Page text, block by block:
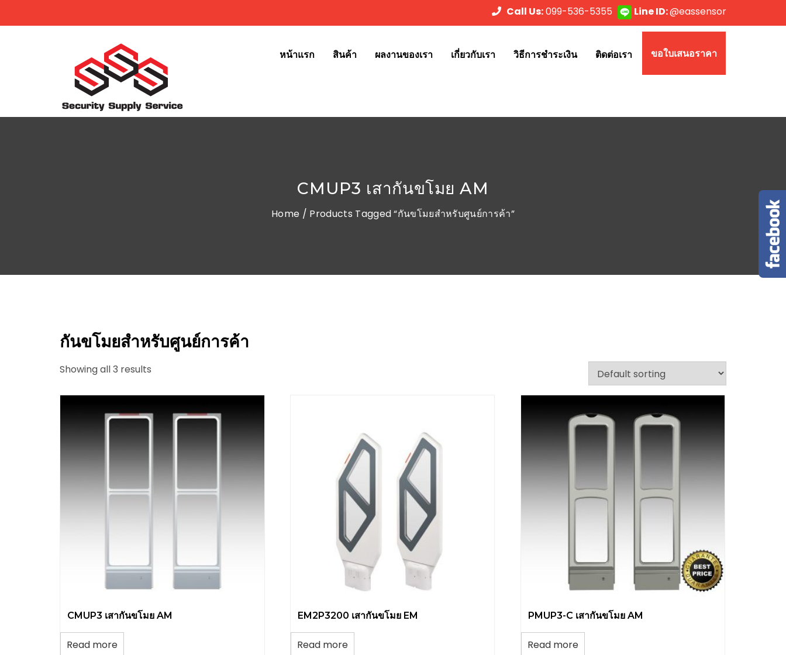
Call Us:099-536-5355 Line ID:@eassensor
หน้าแรก สินค้า ผลงานของเรา เกี่ยวกับเรา วิธีการชำระเงิน ติดต่อเรา ขอใบเสนอราคา
CMUP3 เสากันขโมย AM
Home / Products Tagged “กันขโมยสำหรับศูนย์การค้า”
กันขโมยสำหรับศูนย์การค้า
Showing all 3 results
CMUP3 เสากันขโมย AM
Read more
EM2P3200 เสากันขโมย EM
Read more
PMUP3-C เสากันขโมย AM
Read more